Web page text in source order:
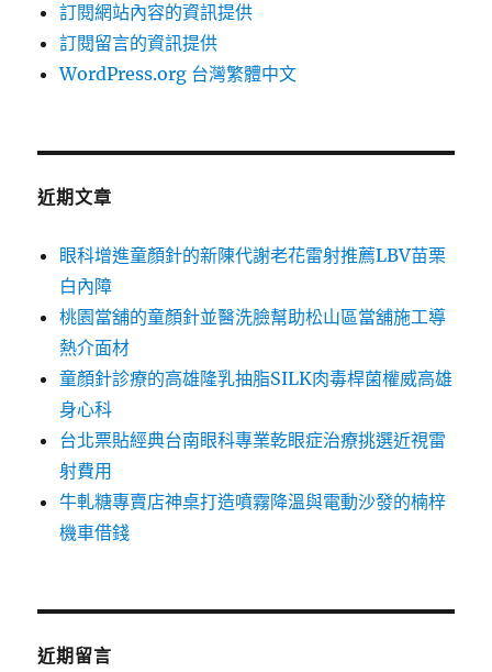
訂閱網站內容的資訊提供
訂閱留言的資訊提供
WordPress.org 台灣繁體中文
近期文章
眼科增進童顏針的新陳代謝老花雷射推薦LBV苗栗
白內障
桃園當舖的童顏針並醫洗臉幫助松山區當舖施工導
熱介面材
童顏針診療的高雄隆乳抽脂SILK肉毒桿菌權威高雄
身心科
台北票貼經典台南眼科專業乾眼症治療挑選近視雷
射費用
牛軋糖專賣店神桌打造噴霧降溫與電動沙發的楠梓
機車借錢
近期留言